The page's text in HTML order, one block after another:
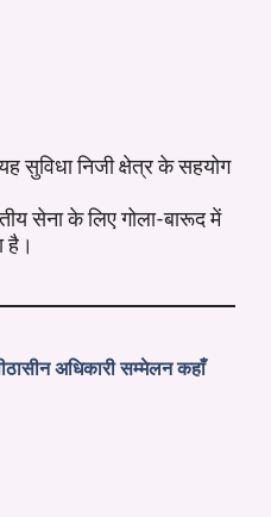
सुविधा निजी क्षेत्र के सहयोग
सेना के लिए गोला-बारूद में
है।
अधिकारी सम्मेलन कहाँ